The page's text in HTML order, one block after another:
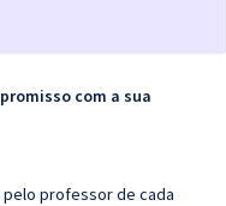
com a sua
pelo professor de cada